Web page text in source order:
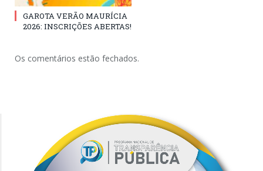
GAROTA VERÃO MAURÍCIA
2026: INSCRIÇÕES ABERTAS!
Os comentários estão fechados.